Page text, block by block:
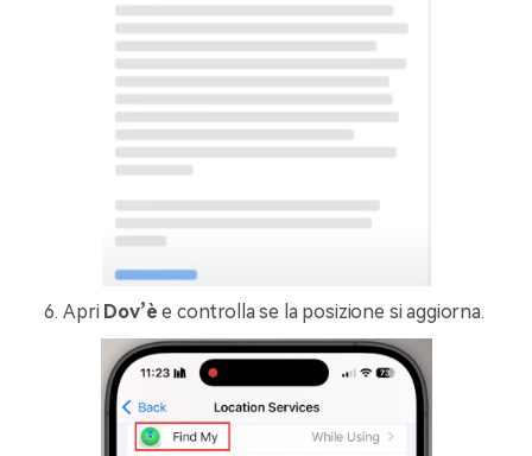
Apri Dov’è e controlla se la posizione si aggiorna.